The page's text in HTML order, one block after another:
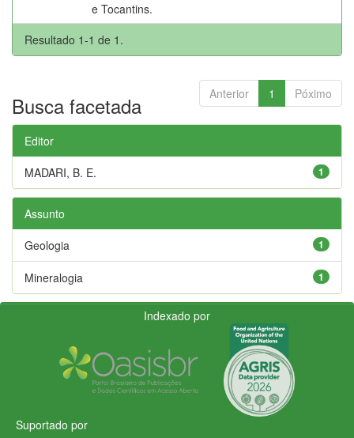
e Tocantins.
Resultado 1-1 de 1.
Anterior 1 Póximo
Busca facetada
Editor
1
MADARI, B. E.
Assunto
1
Geologia
1
Mineralogia
Indexado por
Suportado por